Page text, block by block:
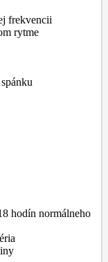
frekvencii
rytme
hodín normálneho